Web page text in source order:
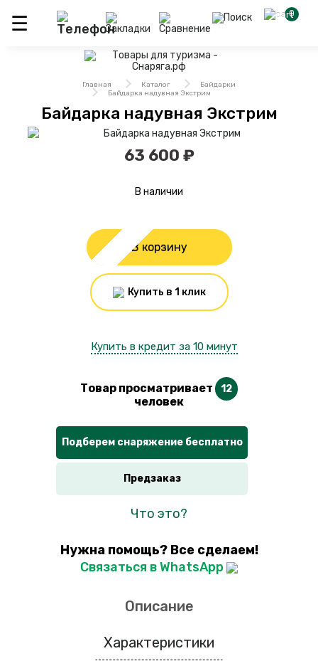
0
Главная Каталог
Байдарки
Байдарка надувная Экстрим
Байдарка надувная Экстрим
63 600 ₽
В наличии
В корзину
Купить в 1 клик
Купить в кредит за 10 минут
Товар просматривает 12
человек
Подберем снаряжение бесплатно
Предзаказ
Что это?
Нужна помощь? Все сделаем!
Связаться в WhatsApp
Описание
Характеристики